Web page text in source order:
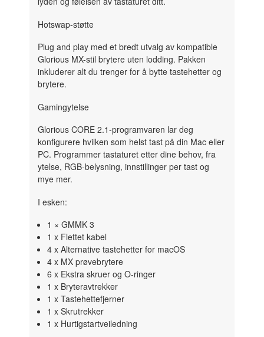
Hotswap-støtte
Plug and play med et bredt utvalg av kompatible
Glorious MX-stil brytere uten lodding. Pakken
inkluderer alt du trenger for å bytte tastehetter og
brytere.
Gamingytelse
Glorious CORE 2.1-programvaren lar deg
konfigurere hvilken som helst tast på din Mac eller
PC. Programmer tastaturet etter dine behov, fra
ytelse, RGB-belysning, innstillinger per tast og
mye mer.
I esken:
1 × GMMK 3
1 x Flettet kabel
4 x Alternative tastehetter for macOS
4 x MX prøvebrytere
6 x Ekstra skruer og O-ringer
1 x Bryteravtrekker
1 x Tastehettefjerner
1 x Skrutrekker
1 x Hurtigstartveiledning